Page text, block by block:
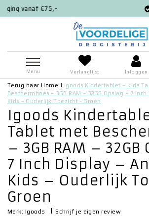
Voor 12:00
Menu Verlanglijst Inloggen
Terug naar Home | Igoods Kindertablet – Kids
Beschermhoes – 3GB RAM – 32GB Opslag – 7
Kids – Ouderlijk Toezicht - Groen
Igoods
Tablet met
– 3GB RAM –
7 Inch Display –
Kids – Ouderlijk
Groen
Merk: Igoods |Schrijf je eigen review